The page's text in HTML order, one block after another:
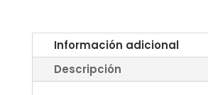
Información adicional
Descripción